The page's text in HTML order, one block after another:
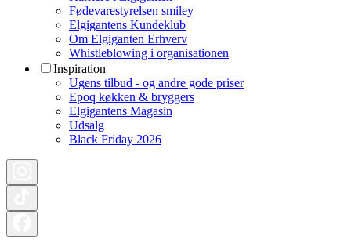
Fødevarestyrelsen smiley
Elgigantens Kundeklub
Om Elgiganten Erhverv
Whistleblowing i organisationen
Inspiration
Ugens tilbud - og andre gode priser
Epoq køkken & bryggers
Elgigantens Magasin
Udsalg
Black Friday 2026